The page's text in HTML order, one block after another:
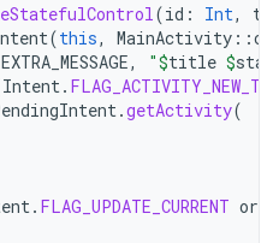
(id : Int,
(this, MainActivity ::
EXTRA_MESSAGE, "$title $
Intent.
.getActivity(
. FLAG_UPDATE_CURRENT or